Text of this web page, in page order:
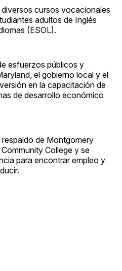
cursos vocacionales
adultos de Inglés
(ESOL).
esfuerzos públicos y
el gobierno local y el
en la capacitación de
de desarrollo económico
de Montgomery
College y se
para encontrar empleo y